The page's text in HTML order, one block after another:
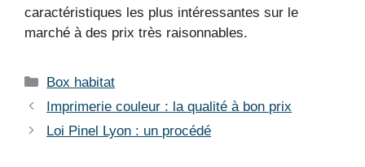
caractéristiques les plus intéressantes sur le
marché à des prix très raisonnables.
Catégories
Box habitat
Imprimerie couleur : la qualité à bon prix
Loi Pinel Lyon : un procédé